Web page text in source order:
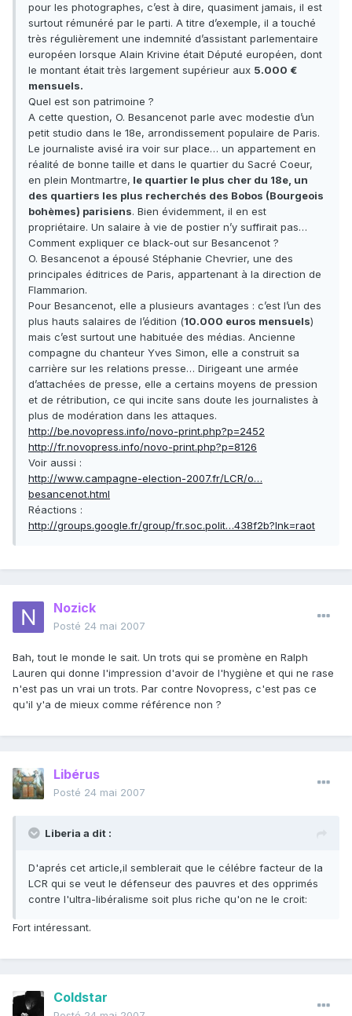
pour les photographes, c’est à dire, quasiment jamais, il est
surtout rémunéré par le parti. A titre d’exemple, il a touché
très régulièrement une indemnité d’assistant parlementaire
européen lorsque Alain Krivine était Député européen, dont
le montant était très largement supérieur aux 5.000 €
mensuels.
Quel est son patrimoine ?
A cette question, O. Besancenot parle avec modestie d’un
petit studio dans le 18e, arrondissement populaire de Paris.
Le journaliste avisé ira voir sur place… un appartement en
réalité de bonne taille et dans le quartier du Sacré Coeur,
en plein Montmartre, le quartier le plus cher du 18e, un
des quartiers les plus recherchés des Bobos (Bourgeois
bohèmes) parisiens. Bien évidemment, il en est
propriétaire. Un salaire à vie de postier n’y suffirait pas…
Comment expliquer ce black-out sur Besancenot ?
O. Besancenot a épousé Stéphanie Chevrier, une des
principales éditrices de Paris, appartenant à la direction de
Flammarion.
Pour Besancenot, elle a plusieurs avantages : c’est l’un des
plus hauts salaires de l’édition (10.000 euros mensuels)
mais c’est surtout une habituée des médias. Ancienne
compagne du chanteur Yves Simon, elle a construit sa
carrière sur les relations presse… Dirigeant une armée
d’attachées de presse, elle a certains moyens de pression
et de rétribution, ce qui incite sans doute les journalistes à
plus de modération dans les attaques.
http://be.novopress.info/novo-print.php?p=2452
http://fr.novopress.info/novo-print.php?p=8126
Voir aussi :
http://www.campagne-election-2007.fr/LCR/o…
besancenot.html
Réactions :
http://groups.google.fr/group/fr.soc.polit…438f2b?lnk=raot
Nozick
Posté 24 mai 2007
Bah, tout le monde le sait. Un trots qui se promène en Ralph
Lauren qui donne l'impression d'avoir de l'hygiène et qui ne rase
n'est pas un vrai un trots. Par contre Novopress, c'est pas ce
qu'il y'a de mieux comme référence non ?
Libérus
Posté 24 mai 2007
Liberia a dit :
D'aprés cet article,il semblerait que le célébre facteur de la
LCR qui se veut le défenseur des pauvres et des opprimés
contre l'ultra-libéralisme soit plus riche qu'on ne le croit:
Fort intéressant.
Coldstar